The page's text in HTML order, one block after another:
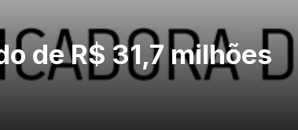
de R$ 31,7 milhões